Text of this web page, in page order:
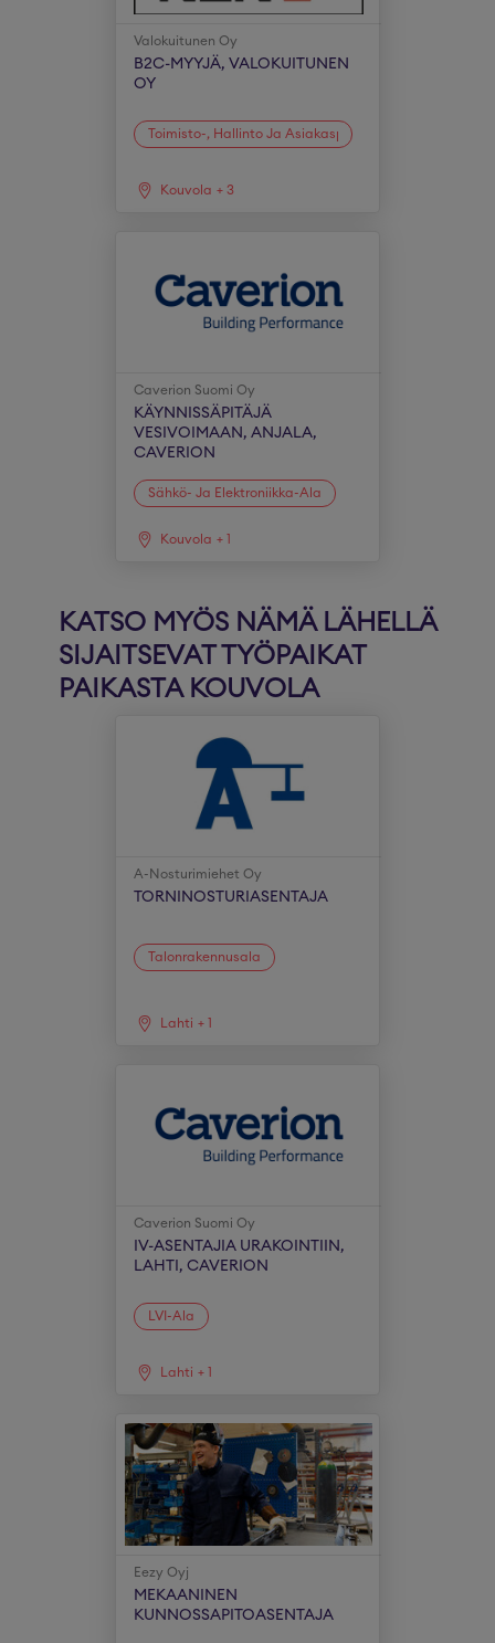
Valokuitunen Oy
B2C-MYYJÄ, VALOKUITUNEN
OY
Toimisto-, Hallinto Ja Asiakaspalvelu
Kouvola + 3
Caverion Suomi Oy
KÄYNNISSÄPITÄJÄ
VESIVOIMAAN, ANJALA,
CAVERION
Sähkö- Ja Elektroniikka-Ala
Kouvola + 1
KATSO MYÖS NÄMÄ LÄHELLÄ
SIJAITSEVAT TYÖPAIKAT
PAIKASTA KOUVOLA
A-Nosturimiehet Oy
TORNINOSTURIASENTAJA
Talonrakennusala
Lahti + 1
Caverion Suomi Oy
IV-ASENTAJIA URAKOINTIIN,
LAHTI, CAVERION
LVI-Ala
Lahti + 1
Eezy Oyj
MEKAANINEN
KUNNOSSAPITOASENTAJA